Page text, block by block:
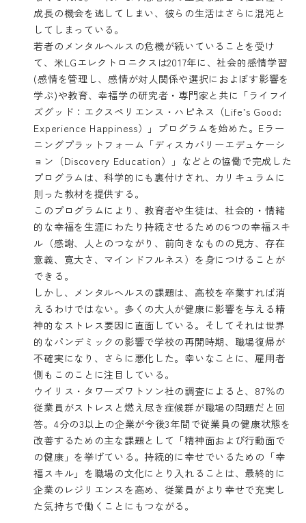
成長の機会を逃してしまい、彼らの生活はさらに混沌と
してしまっている。
若者のメンタルヘルスの危機が続いていることを受け
て、米LGエレクトロニクスは2017年に、社会的感情学習
(感情を管理し、感情が対人関係や選択におよぼす影響を
学ぶ)や教育、幸福学の研究者・専門家と共に 「ライフイ
ズグッド：エクスペリエンス・ハピネス（Life’s Good:
Experience Happiness）」 プログラムを始めた。Eラー
ニングプラットフォーム「ディスカバリーエデュケーシ
ョン（Discovery Education）」などとの協働で完成した
プログラムは、科学的にも裏付けされ、カリキュラムに
則った教材を提供する。
このプログラムにより、教育者や生徒は、社会的・情緒
的な幸福を生涯にわたり持続させるための6つの幸福スキ
ル（感謝、人とのつながり、前向きなものの見方、存在
意義、寛大さ、マインドフルネス）を身につけることが
できる。
しかし、メンタルヘルスの課題は、高校を卒業すれば消
えるわけではない。多くの大人が健康に影響を与える精
神的なストレス要因に直面している。そしてそれは世界
的なパンデミックの影響で学校の再開時期、職場復帰が
不確実になり、さらに悪化した。幸いなことに、雇用者
側もこのことに注目している。
ウイリス・タワーズワトソン社の調査によると、87％の
従業員がストレスと燃え尽き症候群が職場の問題だと回
答。4分の3以上の企業が今後3年間で従業員の健康状態を
改善するための主な課題として「精神面および行動面で
の健康」を挙げている。持続的に幸せでいるための「幸
福スキル」を職場の文化にとり入れることは、最終的に
企業のレジリエンスを高め、従業員がより幸せで充実し
た気持ちで働くことにもつながる。